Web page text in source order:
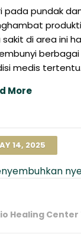
pada pundak
sakit di area ini
berbagai
medis
More
14, 2025
Healing